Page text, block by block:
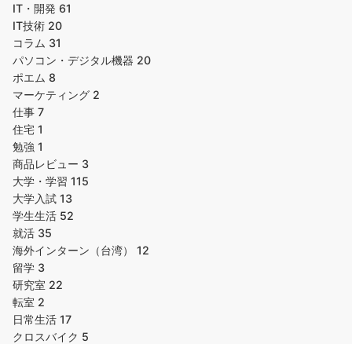
IT・開発 61
IT技術 20
コラム 31
パソコン・デジタル機器 20
ポエム 8
マーケティング 2
仕事 7
住宅 1
勉強 1
商品レビュー 3
大学・学習 115
大学入試 13
学生生活 52
就活 35
海外インターン（台湾） 12
留学 3
研究室 22
転室 2
日常生活 17
クロスバイク 5